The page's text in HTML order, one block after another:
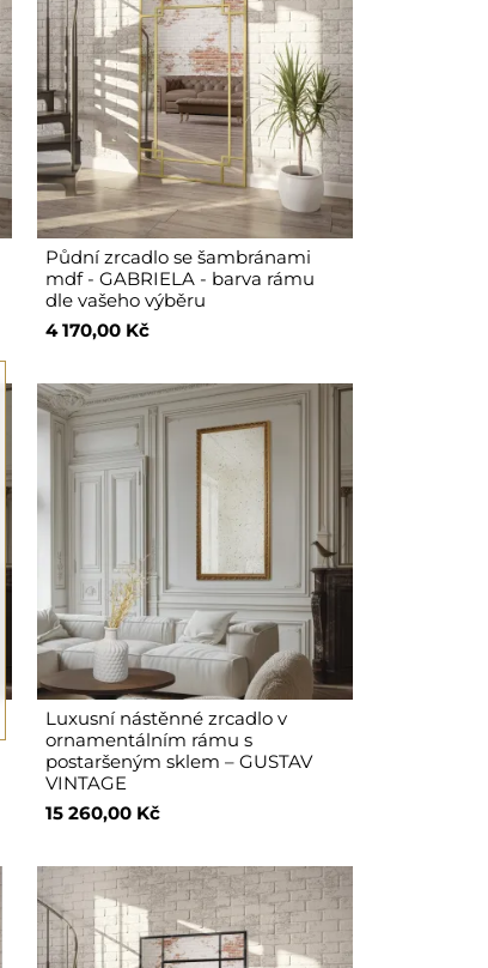
Půdní zrcadlo se šambránami
mdf - GABRIELA - barva rámu
dle vašeho výběru
4 170,00 Kč
Luxusní nástěnné zrcadlo v
ornamentálním rámu s
postaršeným sklem – GUSTAV
VINTAGE
15 260,00 Kč